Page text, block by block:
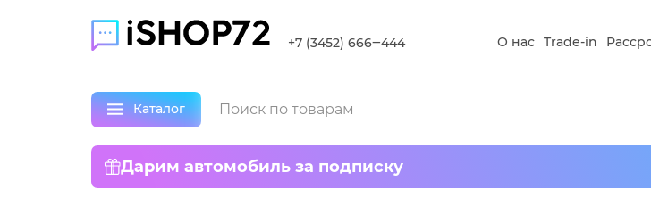
+7 (3452) 666‒444 О нас Trade-in
Каталог
Дарим автомобиль за подписку